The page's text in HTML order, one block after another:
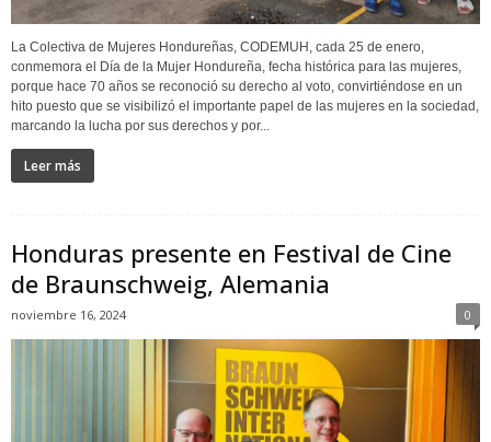
La Colectiva de Mujeres Hondureñas, CODEMUH, cada 25 de enero,
conmemora el Día de la Mujer Hondureña, fecha histórica para las mujeres,
porque hace 70 años se reconoció su derecho al voto, convirtiéndose en un
hito puesto que se visibilizó el importante papel de las mujeres en la sociedad,
marcando la lucha por sus derechos y por...
Leer más
Honduras presente en Festival de Cine
de Braunschweig, Alemania
noviembre 16, 2024 0